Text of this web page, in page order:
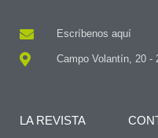
Escríbenos aquí
Campo Volantín, 20 -
LA REVISTA